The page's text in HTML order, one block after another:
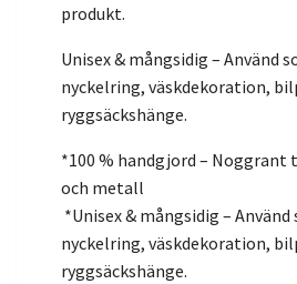
produkt.
Unisex & mångsidig – Använd
nyckelring, väskdekoration,
ryggsäckshänge.
*100 % handgjord – Noggrant
och metall
*Unisex & mångsidig –
nyckelring, väskdekoration,
ryggsäckshänge.